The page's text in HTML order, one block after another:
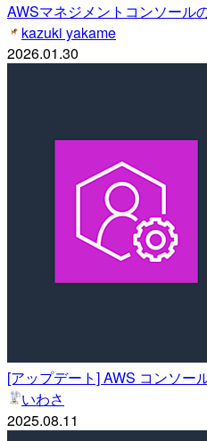
AWSマネジメントコンソール
kazuki yakame
2026.01.30
[アップデート] AWS コンソー
いわさ
2025.08.11